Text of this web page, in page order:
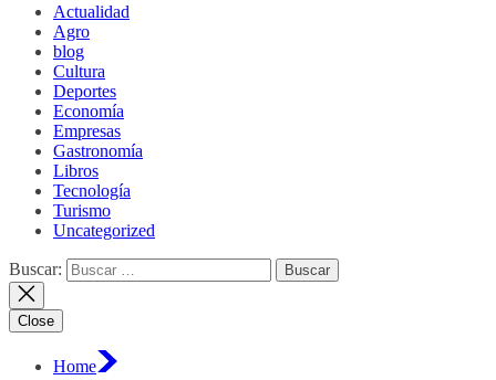
Actualidad
Agro
blog
Cultura
Deportes
Economía
Empresas
Gastronomía
Libros
Tecnología
Turismo
Uncategorized
Buscar:
Close
Home